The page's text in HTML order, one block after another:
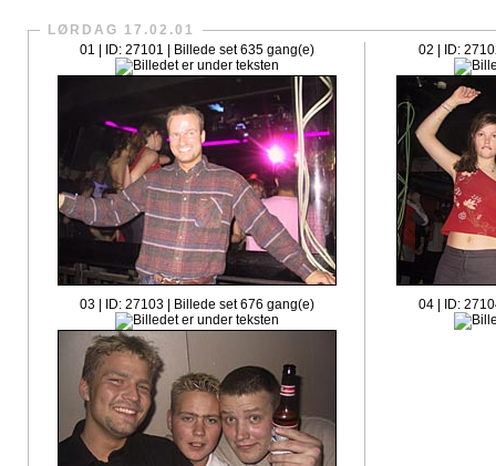
LØRDAG 17.02.01
01 | ID: 27101 | Billede set 635 gang(e)
02 | ID:
03 | ID: 27103 | Billede set 676 gang(e) 04 | ID: